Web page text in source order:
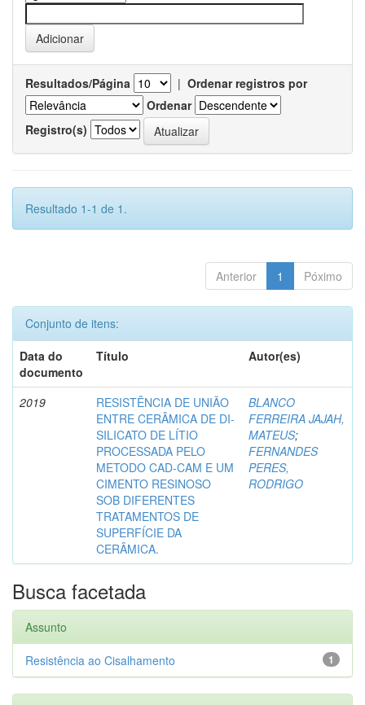
Resultados/Página | Ordenar registros por
Ordenar
Registro(s)
Resultado 1-1 de 1.
Anterior 1 Póximo
Conjunto de itens:
Data do
documento
Título Autor(es)
2019
RESISTÊNCIA DE UNIÃO
ENTRE CERÂMICA DE DI-
SILICATO DE LÍTIO
PROCESSADA PELO
METODO CAD-CAM E UM
CIMENTO RESINOSO
SOB DIFERENTES
TRATAMENTOS DE
SUPERFÍCIE DA
CERÂMICA.
BLANCO
FERREIRA JAJAH,
MATEUS;
FERNANDES
PERES,
RODRIGO
Busca facetada
Assunto
1
Resistência ao Cisalhamento